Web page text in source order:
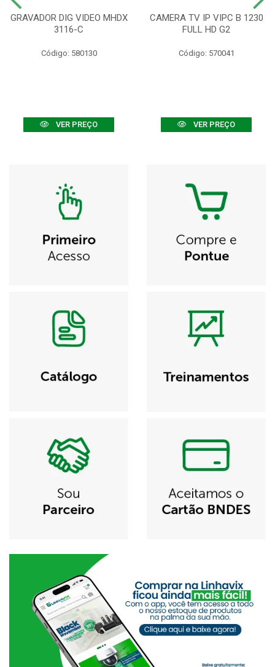
GRAVADOR DIG VIDEO MHDX
3116-C
Código: 580130
VER PREÇO
CAMERA TV IP VIPC B 1230
FULL HD G2
Código: 570041
VER PREÇO